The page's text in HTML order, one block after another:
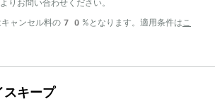
よりお問い合わせください。
ンセル料の70%となります。適用条件は こ
スキープ